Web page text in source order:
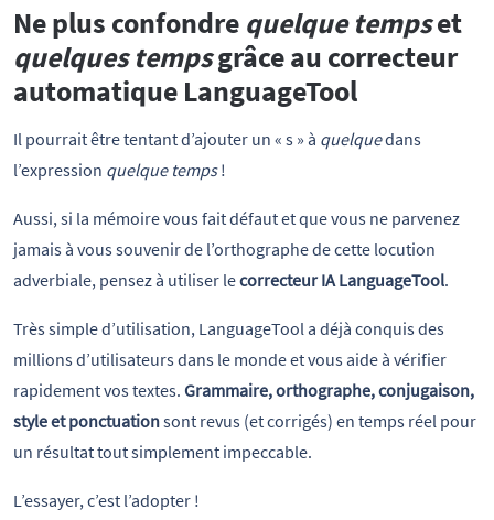
Ne plus confondre quelque tempset
quelques tempsgrâce au correcteur
automatique LanguageTool
Il pourrait être tentant d’ajouter un « s » à quelquedans
l’expression quelque temps!
Aussi, si la mémoire vous fait défaut et que vous ne parvenez
jamais à vous souvenir de l’orthographe de cette locution
adverbiale, pensez à utiliser lecorrecteur IA LanguageTool.
Très simple d’utilisation, LanguageTool a déjà conquis des
millions d’utilisateurs dans le monde et vous aide à vérifier
rapidement vos textes. Grammaire, orthographe, conjugaison,
style et ponctuationsont revus (et corrigés) en temps réel pour
un résultat tout simplement impeccable.
L’essayer, c’est l’adopter !